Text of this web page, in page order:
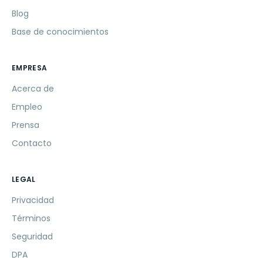
Blog
Base de conocimientos
EMPRESA
Acerca de
Empleo
Prensa
Contacto
LEGAL
Privacidad
Términos
Seguridad
DPA